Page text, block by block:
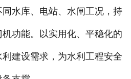
水库、电站、水闸工况，持
功能。以实用化、平稳化的
建设需求，为水利工程安全